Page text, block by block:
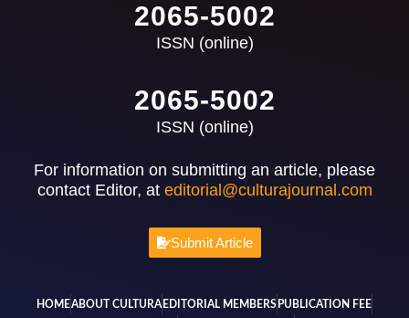
2065-5002
ISSN (online)
2065-5002
ISSN (online)
For information on submitting an article, please
contact Editor, at editorial@culturajournal.com
Submit Article
HOMEABOUT CULTURA EDITORIAL MEMBERS PUBLICATION FEE